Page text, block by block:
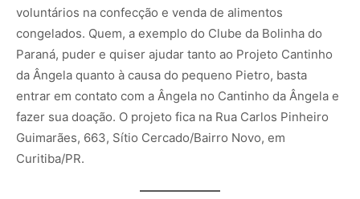
voluntários na confecção e venda de alimentos
congelados. Quem, a exemplo do Clube da Bolinha do
Paraná, puder e quiser ajudar tanto ao Projeto Cantinho
da Ângela quanto à causa do pequeno Pietro, basta
entrar em contato com a Ângela no Cantinho da Ângela e
fazer sua doação. O projeto fica na Rua Carlos Pinheiro
Guimarães, 663, Sítio Cercado/Bairro Novo, em
Curitiba/PR.